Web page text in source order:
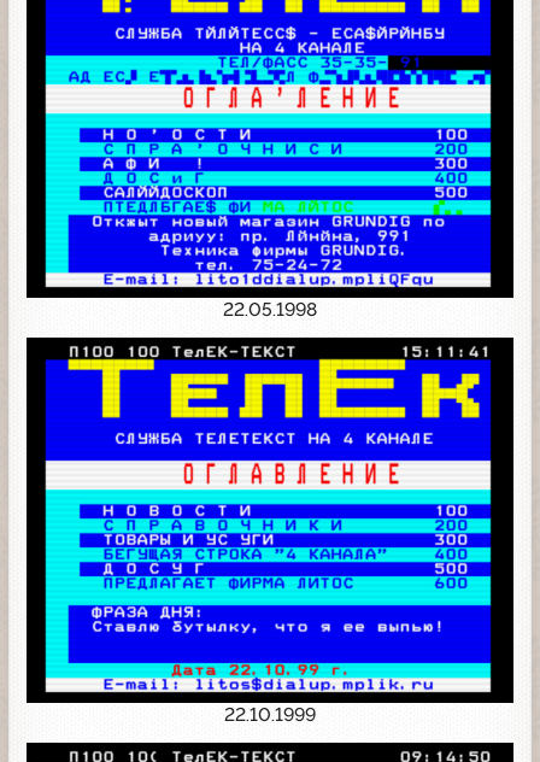
22.05.1998
22.10.1999